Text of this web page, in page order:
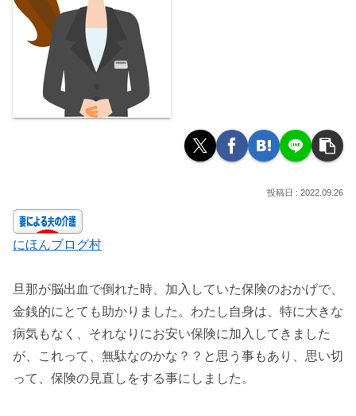
2022.09.26
にほんブログ村
旦那が脳出血で倒れた時、加入していた保険のおかげで、
金銭的にとても助かりました。わたし自身は、特に大きな
病気もなく、それなりにお安い保険に加入してきました
が、これって、無駄なのかな？？と思う事もあり、思い切
って、保険の見直しをする事にしました。